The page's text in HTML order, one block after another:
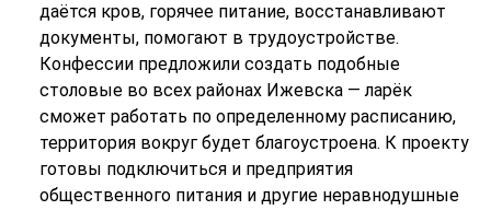
даётся кров, горячее питание, восстанавливают
документы, помогают в трудоустройстве.
Конфессии предложили создать подобные
столовые во всех районах Ижевска — ларёк
сможет работать по определенному расписанию,
территория вокруг будет благоустроена. К проекту
готовы подключиться и предприятия
общественного питания и другие неравнодушные